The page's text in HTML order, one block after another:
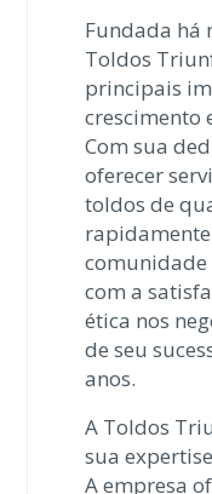
Fundada há
Toldos
principais
crescimento
Com sua
oferecer
toldos de
comunidade
com a
ética nos
de seu
anos.
A Toldos
sua
A empresa